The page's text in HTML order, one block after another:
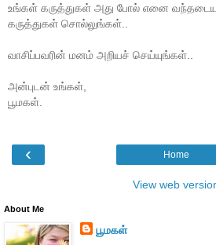
உங்கள் கருத்துகள் அது போல் எனை
கருத்துகள் சொல்லுங்கள்..
வாசிப்பவரின் மனம் அறியச் செய்யுங்கள்..
அன்புடன் உங்கள்,
பூமகள்.
‹ Home
View web
About Me
பூமகள்